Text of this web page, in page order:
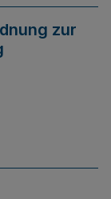
zur